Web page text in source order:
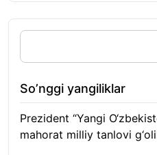
So’nggi yangiliklar
Prezident “Yangi
mahorat milliy tanlovi